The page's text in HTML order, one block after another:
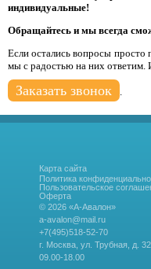
индивидуальные!
Обращайтесь и мы всегда
Если остались вопросы просто
мы с радостью на них ответим.
Заказать звонок
Карта сайта
Политика
Пользовательское
Оферта
© 2026 «А-Авалон»
a-avalon@mail.ru
+7(495)518-52-70
г. Москва, ул. Трубная, д.
09.00-18.00